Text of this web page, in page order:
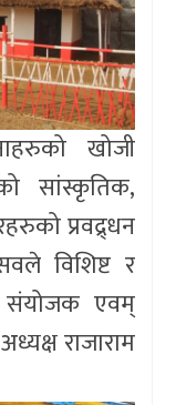
खोजी
सांस्कृतिक,
प्रवद्र्धन
विशिष्ट र
संयोजक एवम्
राजाराम